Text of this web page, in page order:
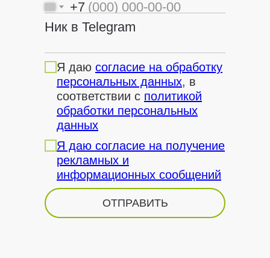
+7
Ник в Telegram
Я даю согласие на обработку
персональных данных, в
соответствии с политикой
обработки персональных
данных
Я даю согласие на получение
рекламных и
информационных сообщений
ОТПРАВИТЬ